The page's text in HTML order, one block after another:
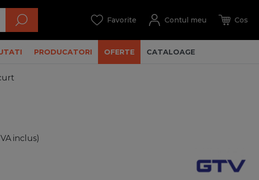
PRODUCATORI OFERTE CATALOAGE
inclus)